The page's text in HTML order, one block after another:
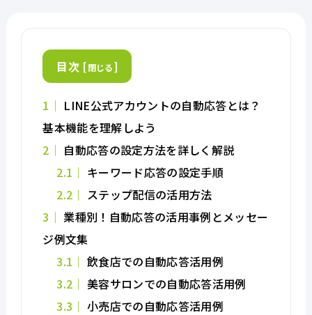
目次 [閉じる]
1
LINE公式アカウントの自動応答とは？
基本機能を理解しよう
2
自動応答の設定方法を詳しく解説
2.1
キーワード応答の設定手順
2.2
ステップ配信の活用方法
3
業種別！自動応答の活用事例とメッセー
ジ例文集
3.1
飲食店での自動応答活用例
3.2
美容サロンでの自動応答活用例
3.3
小売店での自動応答活用例